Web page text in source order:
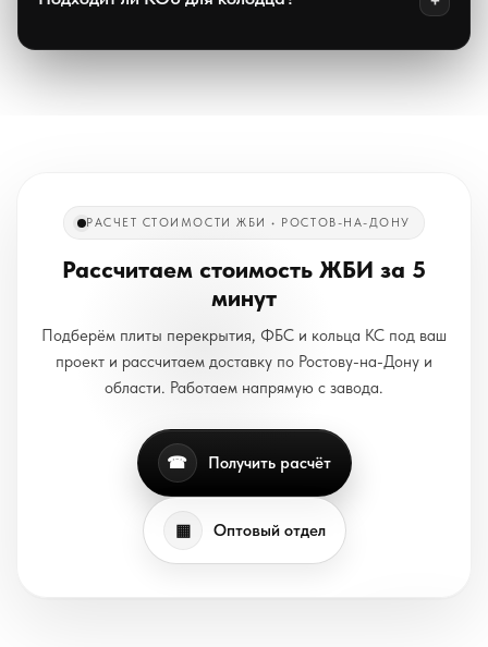
РАСЧЕТ СТОИМОСТИ ЖБИ • РОСТОВ-НА-ДОНУ
Рассчитаем стоимость ЖБИ за 5
минут
Подберём плиты перекрытия, ФБС и кольца КС под ваш
проект и рассчитаем доставку по Ростову-на-Дону и
области. Работаем напрямую с завода.
☎ Получить расчёт
▦ Оптовый отдел